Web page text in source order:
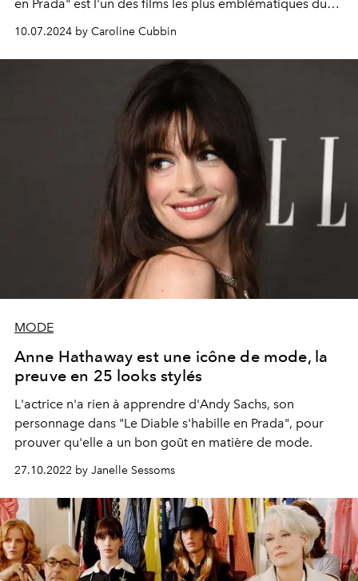
en Prada" est l'un des films les plus emblématiques du
XXIe siècle, en partie grâce à sa fabuleuse garde-robe et
à ses choix vestimentaires.
10.07.2024 by Caroline Cubbin
MODE
Anne Hathaway est une icône de mode, la
preuve en 25 looks stylés
L'actrice n'a rien à apprendre d'Andy Sachs, son
personnage dans "Le Diable s'habille en Prada", pour
prouver qu'elle a un bon goût en matière de mode.
27.10.2022 by Janelle Sessoms